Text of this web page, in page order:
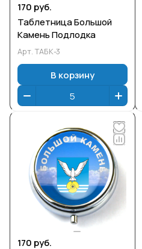
170 руб.
Таблетница Большой
Камень Подлодка
Арт. ТАБК-3
В корзину
170 руб.